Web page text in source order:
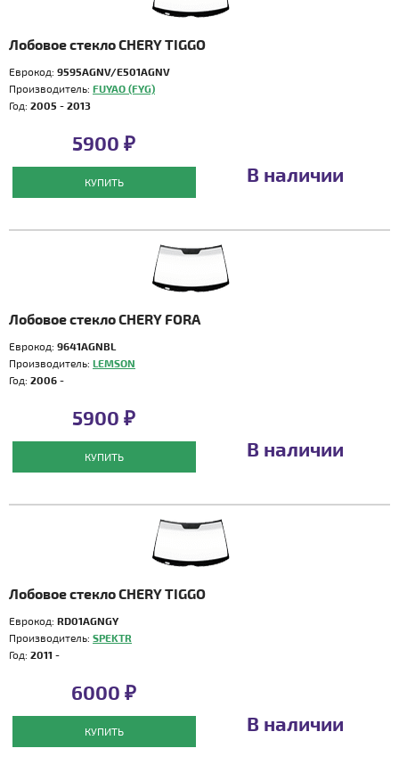
Лобовое стекло CHERY TIGGO
Еврокод: 9595AGNV/E501AGNV
Производитель: FUYAO (FYG)
Год: 2005 - 2013
5900 ₽
КУПИТЬ В наличии
Лобовое стекло CHERY FORA
Еврокод: 9641AGNBL
Производитель: LEMSON
Год: 2006 -
5900 ₽
КУПИТЬ В наличии
Лобовое стекло CHERY TIGGO
Еврокод: RD01AGNGY
Производитель: SPEKTR
Год: 2011 -
6000 ₽
КУПИТЬ В наличии